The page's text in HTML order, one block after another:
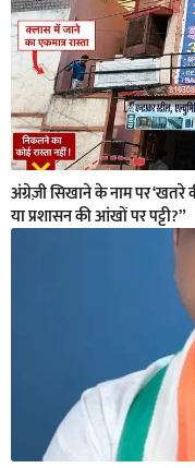
अंग्रेज़ी सिखाने के नाम पर
या प्रशासन की आंखों पर पट्टी?”